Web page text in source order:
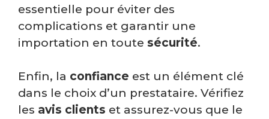
essentielle pour éviter des
complications et garantir une
importation en toute sécurité.
Enfin, la confiance est un élément clé
dans le choix d’un prestataire. Vérifiez
les avis clients et assurez-vous que le